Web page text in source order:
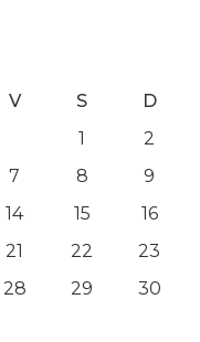
V S
D
1
2
7 8
9
14 15
16
21 22
23
28 29
30